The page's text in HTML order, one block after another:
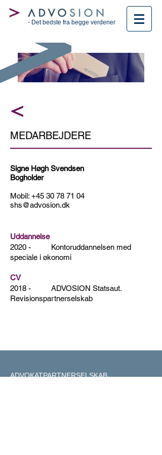
- Det bedste fra begge verdener
MEDARBEJDERE
Signe Høgh Svendsen
Bogholder
Mobil: +45 30 78 71 04
shs@advosion.dk
Uddannelse
2020 - Kontoruddannelsen med
speciale i økonomi
CV
2018 - ADVOSION Statsaut.
Revisionspartnerselskab
ADVOKATPARTNERSELSKAB